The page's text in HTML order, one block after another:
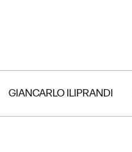
GIANCARLO ILIPRANDI